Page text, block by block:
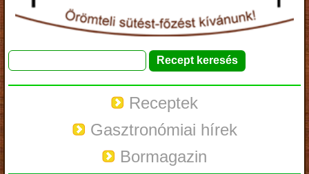
Receptek
Gasztronómiai hírek
Bormagazin